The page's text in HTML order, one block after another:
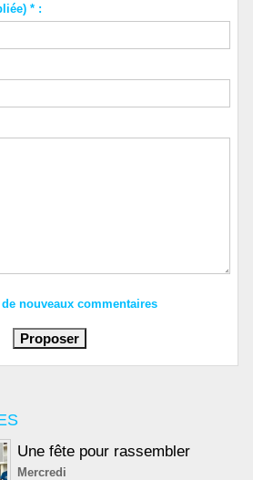
Une fête pour rassembler
Mercredi
* :
nouveaux commentaires